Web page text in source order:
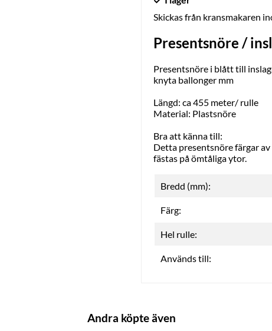
Skickas från kransmakaren
Presentsnöre /
Presentsnöre i blått till
knyta ballonger mm
Längd: ca 455 meter/ rulle
Material: Plastsnöre
Bra att känna till:
Detta presentsnöre färgar
fästas på ömtåliga ytor.
Bredd (mm):
Färg:
Hel rulle:
Används till:
Andra köpte även